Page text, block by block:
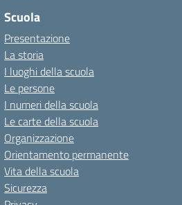
Scuola
Presentazione
La storia
I luoghi della scuola
Le persone
I numeri della scuola
Le carte della scuola
Organizzazione
Orientamento permanente
Vita della scuola
Sicurezza